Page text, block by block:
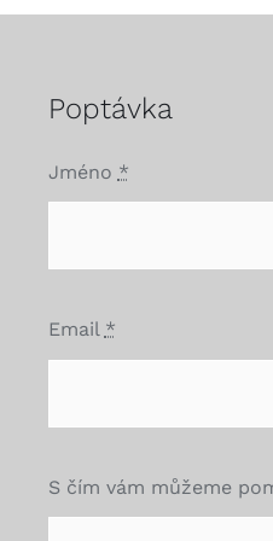
Poptávka
Jméno *
Email *
S čím vám můžeme